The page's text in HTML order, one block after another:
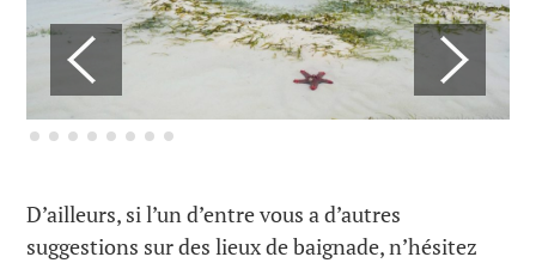
D’ailleurs, si l’un d’entre vous a d’autres
suggestions sur des lieux de baignade, n’hésitez